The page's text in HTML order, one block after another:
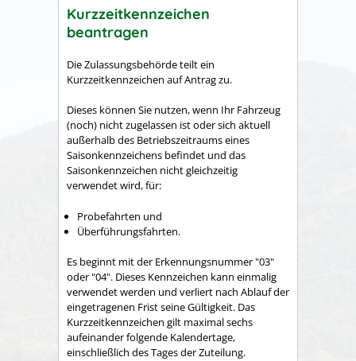
Kurzzeitkennzeichen
beantragen
Die Zulassungsbehörde teilt ein
Kurzzeitkennzeichen auf Antrag zu.
Dieses können Sie nutzen, wenn Ihr Fahrzeug
(noch) nicht zugelassen ist oder sich aktuell
außerhalb des Betriebszeitraums eines
Saisonkennzeichens befindet und das
Saisonkennzeichen nicht gleichzeitig
verwendet wird, für:
Probefahrten und
Überführungsfahrten.
Es beginnt mit der Erkennungsnummer "03"
oder "04". Dieses Kennzeichen kann einmalig
verwendet werden und verliert nach Ablauf der
eingetragenen Frist seine Gültigkeit. Das
Kurzzeitkennzeichen gilt maximal sechs
aufeinander folgende Kalendertage,
einschließlich des Tages der Zuteilung.